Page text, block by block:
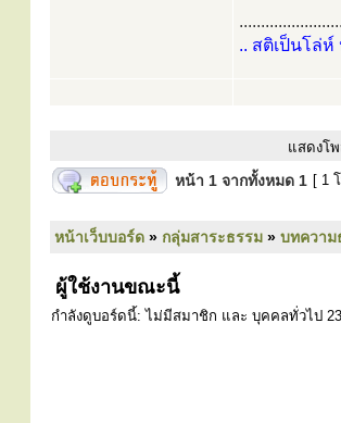
.. สติเป็นโล่
แสดงโ
หน้า 1 จากทั้งหมด 1 [ 1
หน้าเว็บบอร์ด » กลุ่มสาระธรรม » บทความ
ผู้ใช้งานขณะนี้
กำลังดูบอร์ดนี้: ไม่มีสมาชิก และ บุคคลทั่วไป